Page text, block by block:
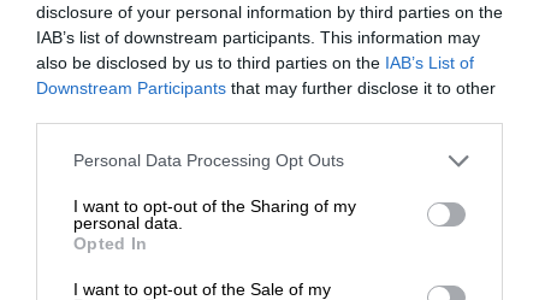
disclosure of your personal information by third parties on the
IAB’s list of downstream participants. This information may
also be disclosed by us to third parties on the IAB’s List of
Downstream Participants that may further disclose it to other
Personal Data Processing Opt Outs
I want to opt-out of the Sharing of my
personal data.
Opted In
I want to opt-out of the Sale of my
Max.
prędkość
zapisu DVD+R
8 x
Max.
prędkość
DVD+RW
8 x
Max.
prędkość